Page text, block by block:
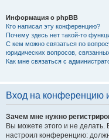
Информация о phpBB
Кто написал эту конференцию?
Почему здесь нет такой-то
С кем можно связаться по
юридических вопросов,
Как мне связаться с
Вход на конференцию
Зачем мне нужно
Вы можете этого и не делать.
настроил конференцию: